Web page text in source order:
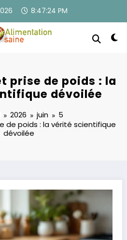
8:47:25 PM
prise de poids : la
dévoilée
2026 juin
5
de poids : la vérité scientifique
dévoilée